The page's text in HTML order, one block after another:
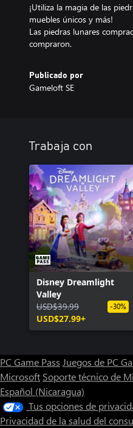
¡Utiliza la magia de las
muebles únicos y más!
Las piedras lunares
Publicado por
Gameloft SE
Trabaja con
Disney Dreamlight
Valley
USD$39.99
USD$27.99+
-30%
PC Game Pass Juegos de PC
Microsoft Soporte técnico de
Español (Nicaragua)
Tus opciones de
Privacidad de la salud del